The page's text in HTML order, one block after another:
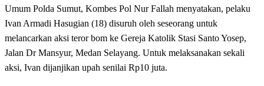
Umum Polda Sumut, Kombes Pol Nur Fallah menyatakan, pelaku
Ivan Armadi Hasugian (18) disuruh oleh seseorang untuk
melancarkan aksi teror bom ke Gereja Katolik Stasi Santo Yosep,
Jalan Dr Mansyur, Medan Selayang. Untuk melaksanakan sekali
aksi, Ivan dijanjikan upah senilai Rp10 juta.